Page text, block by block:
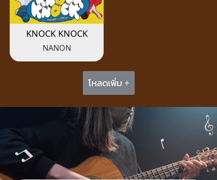
KNOCK KNOCK
NANON
โหลดเพิ่ม +